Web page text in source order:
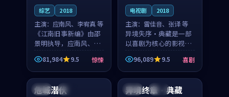
综艺 2018
主演： 应南风、李宥真 等
《江南旧事新编》由邵
景明执导，应南风、李
宥真领衔主演，是一部
2018年上映的日本惊悚
综艺。影片以邻里温情
为切入，呈现一段从初
遇到告别都浸着真实
81,984 9.5 惊悚
电视剧 2018
主演： 雷佳音、张译 等
异境失序·典藏是一部
以喜剧为核心的影视作
品，围绕危机、反转与
人物成长展开，整体节
奏紧凑，值得推荐观
96,089 9.5 喜剧
中国 完结
危城潜伏 中国 院线
异境终章·典藏